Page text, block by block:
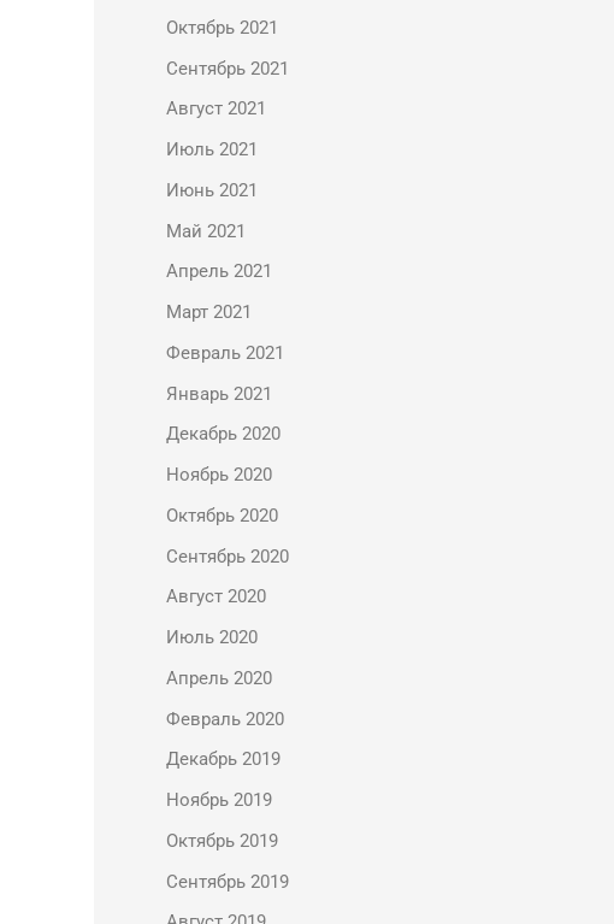
Октябрь 2021
Сентябрь 2021
Август 2021
Июль 2021
Июнь 2021
Май 2021
Апрель 2021
Март 2021
Февраль 2021
Январь 2021
Декабрь 2020
Ноябрь 2020
Октябрь 2020
Сентябрь 2020
Август 2020
Июль 2020
Апрель 2020
Февраль 2020
Декабрь 2019
Ноябрь 2019
Октябрь 2019
Сентябрь 2019